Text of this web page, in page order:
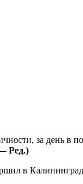
за день в
Ред.)
в